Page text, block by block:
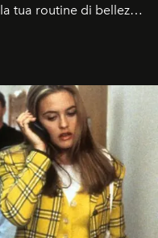
tua routine di bellezza